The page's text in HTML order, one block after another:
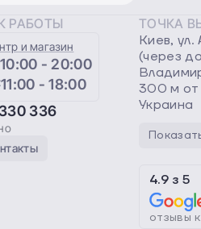
РАБОТЫ
и магазин
10:00 - 20:00
11:00 - 18:00
336
ТОЧКА
Киев, ул.
(через
300 м от
Украина
4.9з 5
отзывы